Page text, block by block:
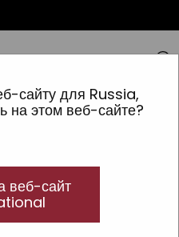
сайту для Russia,
на этом веб-сайте?
веб-сайт
para el pelo
para el pelo